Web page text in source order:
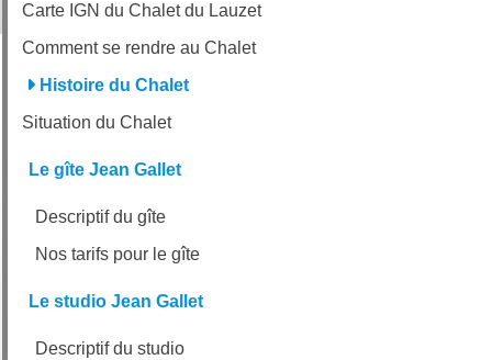
Carte IGN du Chalet du Lauzet
Comment se rendre au Chalet
Histoire du Chalet
Situation du Chalet
Le gîte Jean Gallet
Descriptif du gîte
Nos tarifs pour le gîte
Le studio Jean Gallet
Descriptif du studio